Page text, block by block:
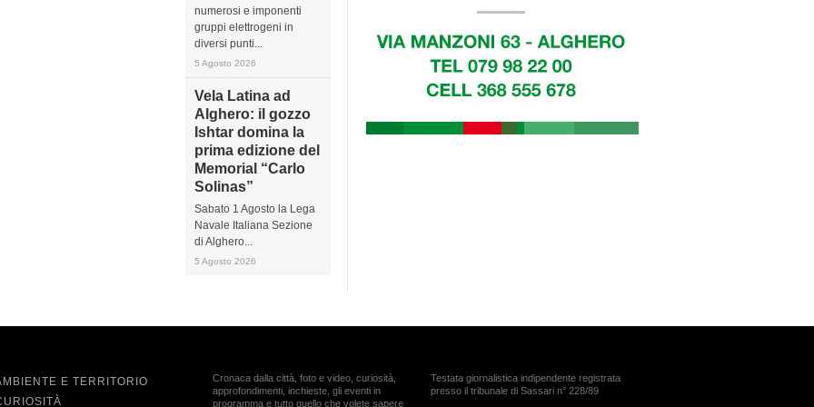
numerosi e imponenti
gruppi elettrogeni in
diversi punti...
5 Agosto 2026
Vela Latina ad
Alghero: il gozzo
Ishtar domina la
prima edizione del
Memorial “Carlo
Solinas”
Sabato 1 Agosto la Lega
Navale Italiana Sezione
di Alghero...
5 Agosto 2026
E TERRITORIO
Cronaca dalla città, foto e video, curiosità,
approfondimenti, inchieste, gli eventi in
programma e tutto quello che volete sapere
Testata giornalistica indipendente registrata
presso il tribunale di Sassari n° 228/89